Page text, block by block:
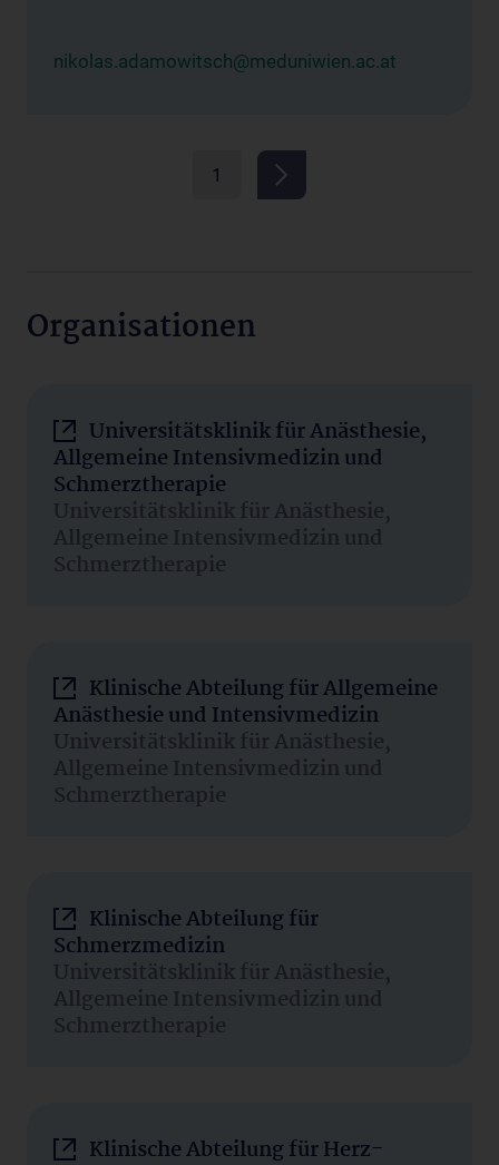
nikolas.adamowitsch@meduniwien.ac.at
1
Organisationen
Universitätsklinik für Anästhesie,
Allgemeine Intensivmedizin und
Schmerztherapie
Universitätsklinik für Anästhesie,
Allgemeine Intensivmedizin und
Schmerztherapie
Klinische Abteilung für Allgemeine
Anästhesie und Intensivmedizin
Universitätsklinik für Anästhesie,
Allgemeine Intensivmedizin und
Schmerztherapie
Klinische Abteilung für
Schmerzmedizin
Universitätsklinik für Anästhesie,
Allgemeine Intensivmedizin und
Schmerztherapie
Klinische Abteilung für Herz-